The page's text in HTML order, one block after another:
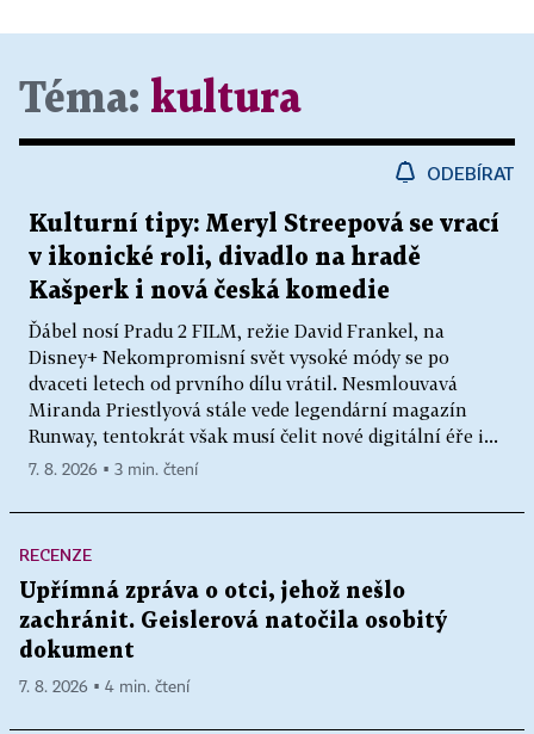
Téma: kultura
ODEBÍRAT
Kulturní tipy: Meryl Streepová se vrací
v ikonické roli, divadlo na hradě
Kašperk i nová česká komedie
Ďábel nosí Pradu 2 FILM, režie David Frankel, na
Disney+ Nekompromisní svět vysoké módy se po
dvaceti letech od prvního dílu vrátil. Nesmlouvavá
Miranda Priestlyová stále vede legendární magazín
Runway, tentokrát však musí čelit nové digitální éře i...
7. 8. 2026 ▪ 3 min. čtení
RECENZE
Upřímná zpráva o otci, jehož nešlo
zachránit. Geislerová natočila osobitý
dokument
7. 8. 2026 ▪ 4 min. čtení